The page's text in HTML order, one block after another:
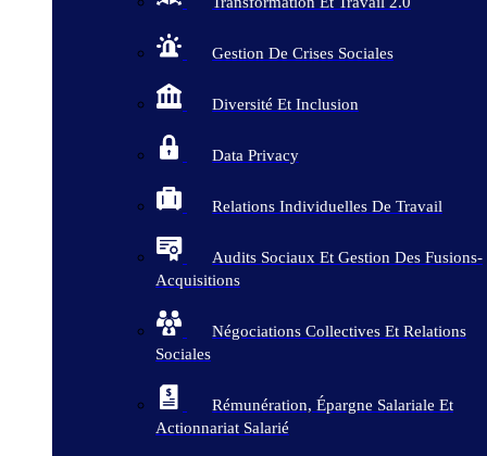
Gestion De Crises Sociales
Diversité Et Inclusion
Data Privacy
Relations Individuelles De Travail
Audits Sociaux Et Gestion Des Fusions-
Acquisitions
Négociations Collectives Et Relations
Sociales
Rémunération, Épargne Salariale Et
Actionnariat Salarié